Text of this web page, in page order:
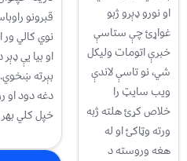
او نورو ډېرو ژبو
غواړئ چې ستاسې
خبرې اتومات وليکل
شي، نو تاسې لاندې
ويب سايټ را
خلاص کړئ هلته ژبه
ورته وټاکئ او له
هغه وروسته د
قبرونو
نوي کالي ور
او بيا يې
بېرته
دغه دود او
خپل کلي بهر